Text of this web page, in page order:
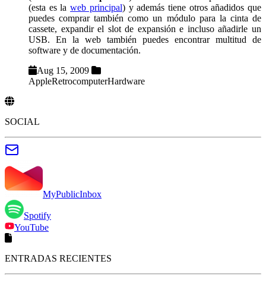
(esta es laweb principal) y además tiene otros añadidos que
puedes comprar también como un módulo para la cinta de
cassete, expandir el slot de expansión e incluso añadirle un
USB. En la web también puedes encontrar multitud de
software y de documentación.
Aug 15, 2009
AppleRetrocomputerHardware
SOCIAL
MyPublicInbox
Spotify
YouTube
ENTRADAS RECIENTES